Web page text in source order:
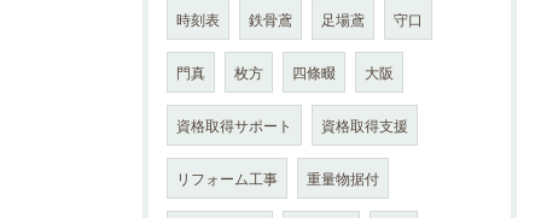
時刻表 鉄骨鳶 足場鳶 守口
門真 枚方 四條畷 大阪
資格取得サポート 資格取得支援
リフォーム工事 重量物据付